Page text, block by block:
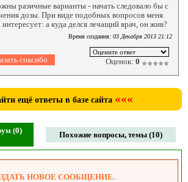
разичные варианты - начать следовало бы с
дозы. При виде подобных вопросов меня
интересует: а куда делся лечащий врач, он жив?
Время создания: 03 Декабря 2013 21:12
Оценок: 0
ещё ответы в базе сайта «««
(0) Похожие вопросы, темы (10)
НОВОЕ СООБЩЕНИЕ.